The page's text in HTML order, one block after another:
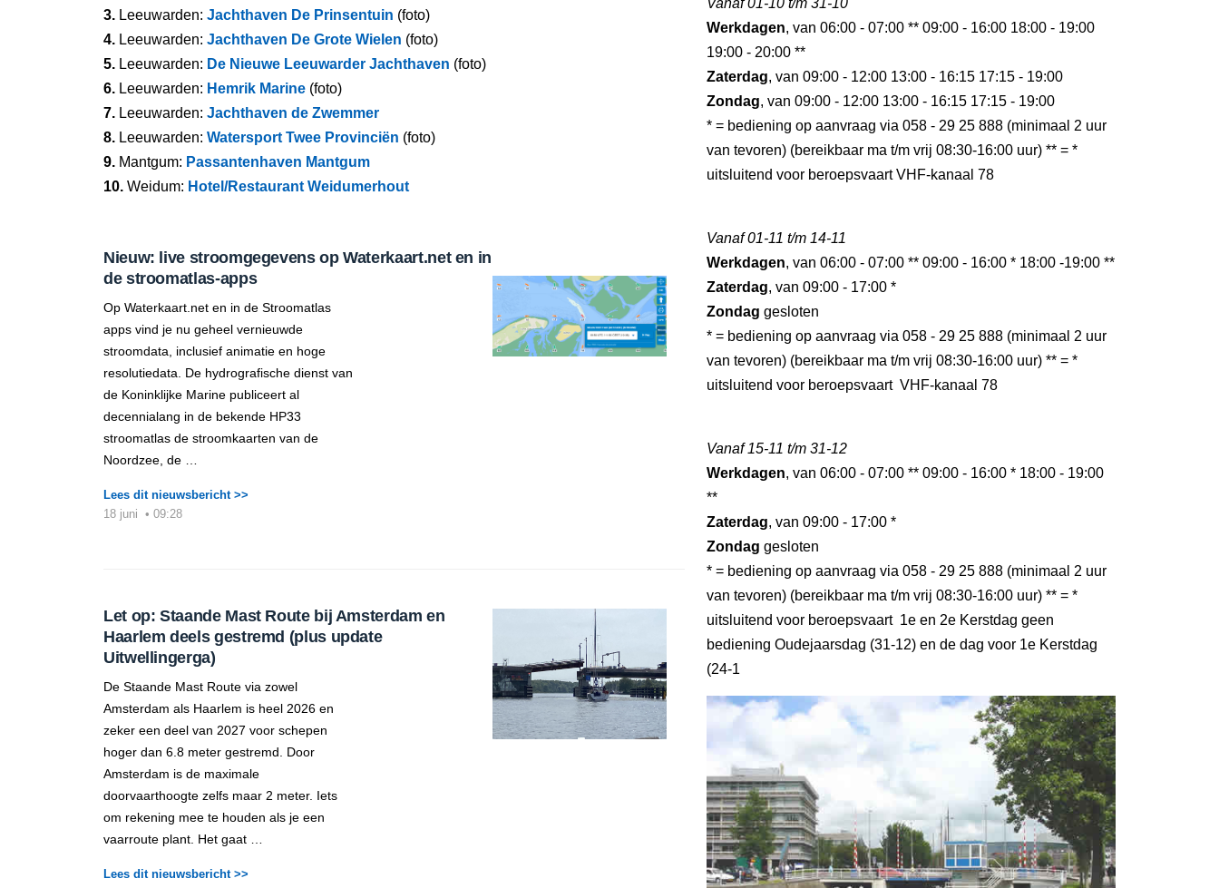
3. Leeuwarden: Jachthaven De Prinsentuin (foto)
4. Leeuwarden: Jachthaven De Grote Wielen (foto)
5. Leeuwarden: De Nieuwe Leeuwarder Jachthaven (foto)
6. Leeuwarden: Hemrik Marine (foto)
7. Leeuwarden: Jachthaven de Zwemmer
8. Leeuwarden: Watersport Twee Provinciën (foto)
9. Mantgum: Passantenhaven Mantgum
10. Weidum: Hotel/Restaurant Weidumerhout
Nieuw: live stroomgegevens op Waterkaart.net en in
de stroomatlas-apps
Op Waterkaart.net en in de Stroomatlas
apps vind je nu geheel vernieuwde
stroomdata, inclusief animatie en hoge
resolutiedata. De hydrografische dienst van
de Koninklijke Marine publiceert al
decennialang in de bekende HP33
stroomatlas de stroomkaarten van de
Noordzee, de …
Lees dit nieuwsbericht >>
18 juni • 09:28
Let op: Staande Mast Route bij Amsterdam en
Haarlem deels gestremd (plus update
Uitwellingerga)
De Staande Mast Route via zowel
Amsterdam als Haarlem is heel 2026 en
zeker een deel van 2027 voor schepen
hoger dan 6.8 meter gestremd. Door
Amsterdam is de maximale
doorvaarthoogte zelfs maar 2 meter. Iets
om rekening mee te houden als je een
vaarroute plant. Het gaat …
Lees dit nieuwsbericht >>
Vanaf 01-10 t/m 31-10
Werkdagen, van 06:00 - 07:00 ** 09:00 - 16:00 18:00 - 19:00
19:00 - 20:00 **
Zaterdag, van 09:00 - 12:00 13:00 - 16:15 17:15 - 19:00
Zondag, van 09:00 - 12:00 13:00 - 16:15 17:15 - 19:00
* = bediening op aanvraag via 058 - 29 25 888 (minimaal 2 uur
van tevoren) (bereikbaar ma t/m vrij 08:30-16:00 uur) ** = *
uitsluitend voor beroepsvaart VHF-kanaal 78
Vanaf 01-11 t/m 14-11
Werkdagen, van 06:00 - 07:00 ** 09:00 - 16:00 * 18:00 -19:00 **
Zaterdag, van 09:00 - 17:00 *
Zondag gesloten
* = bediening op aanvraag via 058 - 29 25 888 (minimaal 2 uur
van tevoren) (bereikbaar ma t/m vrij 08:30-16:00 uur) ** = *
uitsluitend voor beroepsvaart VHF-kanaal 78
Vanaf 15-11 t/m 31-12
Werkdagen, van 06:00 - 07:00 ** 09:00 - 16:00 * 18:00 - 19:00
**
Zaterdag, van 09:00 - 17:00 *
Zondag gesloten
* = bediening op aanvraag via 058 - 29 25 888 (minimaal 2 uur
van tevoren) (bereikbaar ma t/m vrij 08:30-16:00 uur) ** = *
uitsluitend voor beroepsvaart 1e en 2e Kerstdag geen
bediening Oudejaarsdag (31-12) en de dag voor 1e Kerstdag
(24-1